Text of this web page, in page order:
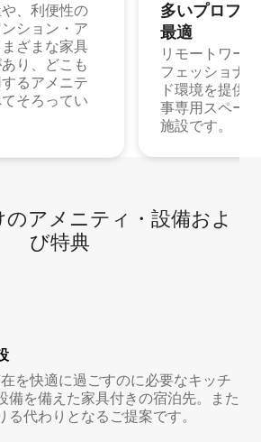
、利便性の
ション・ア
ざまな家具
り、どこも
るアメニテ
そろってい
多⁠いプ⁠ロ⁠フ⁠
最⁠適
リモートワー
フェッショナ
ド環境を提供
事専用スペー
施設です。
のア⁠メ⁠ニ⁠テ⁠ィ⁠・設⁠備⁠およ
び特⁠典
を快適に過ごすのに必要なキッチ
備を備えた家具付きの宿泊先。また
代わりとなるご提案です。